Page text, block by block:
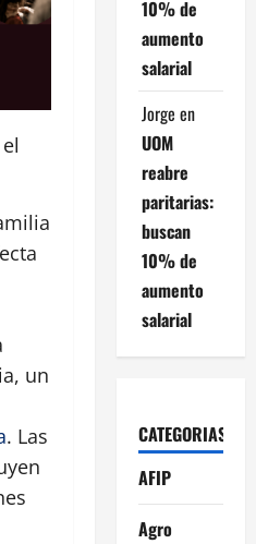
un
. Las
10% de
aumento
salarial
Jorge en
UOM
reabre
paritarias:
buscan
10% de
aumento
salarial
CATEGORIAS
AFIP
Agro